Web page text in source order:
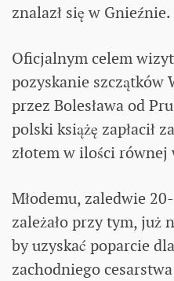
znalazł się w Gnieźnie.
Oficjalnym celem
pozyskanie szczątków
przez Bolesława od
polski książę zapłacił
złotem w ilości równej
Młodemu, zaledwie
zależało przy tym, już
by uzyskać poparcie
zachodniego